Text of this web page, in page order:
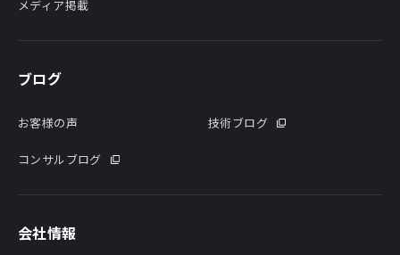
メディア掲載
ブログ
お客様の声 技術ブログ
コンサルブログ
会社情報